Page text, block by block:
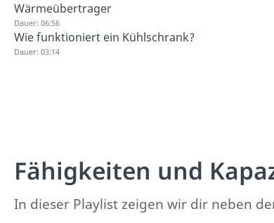
Wärmeübertrager
Dauer: 06:56
Wie funktioniert ein Kühlschrank?
Dauer: 03:14
Fähigkeiten und
In dieser Playlist zeigen wir dir neben